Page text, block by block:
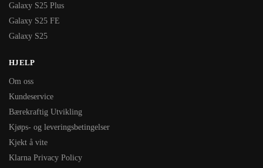
Galaxy S25 Plus
Galaxy S25 FE
Galaxy S25
HJELP
Om oss
Kundeservice
Bærekraftig Utvikling
Kjøps- og leveringsbetingelser
Kjekt å vite
Klarna Privacy Policy